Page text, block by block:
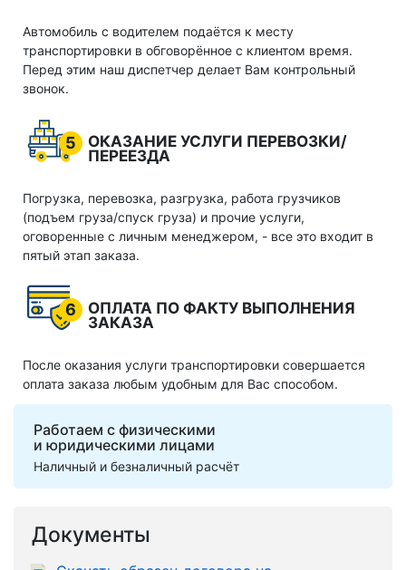
Автомобиль с водителем подаётся к месту
транспортировки в обговорённое с клиентом время.
Перед этим наш диспетчер делает Вам контрольный
звонок.
5
ОКАЗАНИЕ УСЛУГИ ПЕРЕВОЗКИ/
ПЕРЕЕЗДА
Погрузка, перевозка, разгрузка, работа грузчиков
(подъем груза/спуск груза) и прочие услуги,
оговоренные с личным менеджером, - все это входит в
пятый этап заказа.
6
ОПЛАТА ПО ФАКТУ ВЫПОЛНЕНИЯ
ЗАКАЗА
После оказания услуги транспортировки совершается
оплата заказа любым удобным для Вас способом.
Работаем с физическими
и юридическими лицами
Наличный и безналичный расчёт
Документы